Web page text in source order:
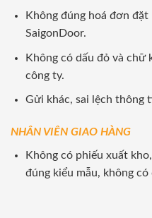
Không đúng hoá đơn
SaigonDoor.
Không có dấu đỏ và chữ
công ty.
Gửi khác, sai lệch thông
NHÂN VIÊN GIAO HÀNG
Không có phiếu xuất
đúng kiểu mẫu, không